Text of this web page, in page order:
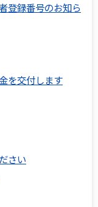
登録番号のお知ら
を交付します
さい